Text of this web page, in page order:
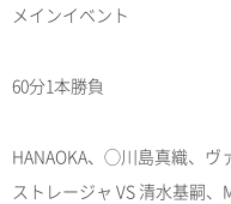
メインイベント
60分1本勝負
HANAOKA、◯川島真織、
ストレージャ VS 清水基嗣